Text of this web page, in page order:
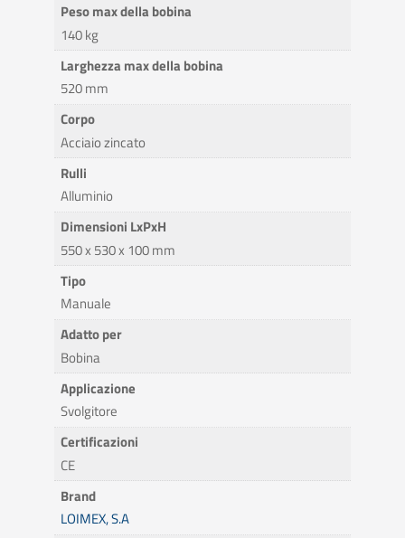
Peso max della bobina
140 kg
Larghezza max della bobina
520 mm
Corpo
Acciaio zincato
Rulli
Alluminio
Dimensioni LxPxH
550 x 530 x 100 mm
Tipo
Manuale
Adatto per
Bobina
Applicazione
Svolgitore
Certificazioni
CE
Brand
LOIMEX, S.A